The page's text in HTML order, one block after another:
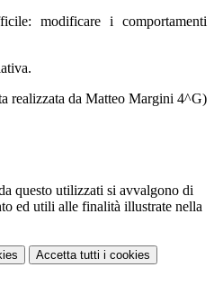
modificare i comportamenti
realizzata da Matteo Margini 4^G)
questo utilizzati si avvalgono di
ed utili alle finalità illustrate nella
Accetta tutti i cookies